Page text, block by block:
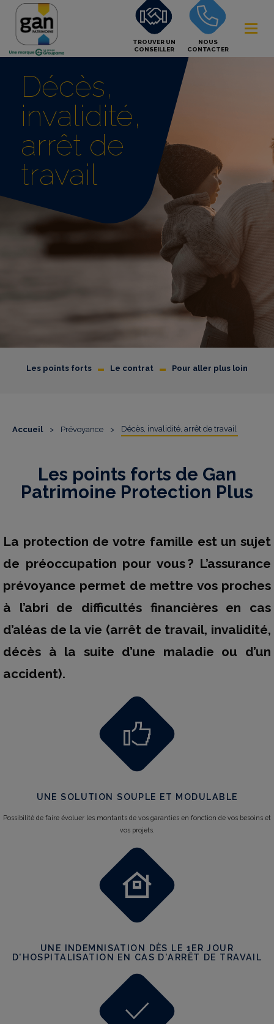
TROUVER UN
CONSEILLER
NOUS
CONTACTER
Décès,
invalidité,
arrêt de
travail
Les points forts - Le contrat - Pour aller plus loin
Accueil > Prévoyance > Décès, invalidité, arrêt de travail
Les points forts de Gan
Patrimoine Protection Plus
La protection de votre famille est un sujet
de préoccupation pour vous ? L’assurance
prévoyance permet de mettre vos proches
à l’abri de difficultés financières en cas
d’aléas de la vie (arrêt de travail, invalidité,
décès à la suite d’une maladie ou d’un
accident).
UNE SOLUTION SOUPLE ET MODULABLE
Possibilité de faire évoluer les montants de vos garanties en fonction de vos besoins et
vos projets.
UNE INDEMNISATION DÈS LE 1ER JOUR
D'HOSPITALISATION EN CAS D'ARRÊT DE TRAVAIL